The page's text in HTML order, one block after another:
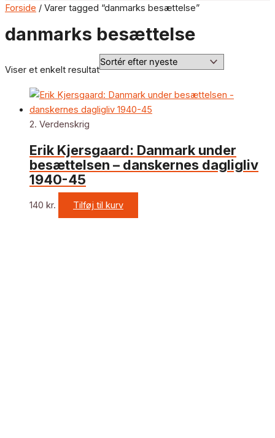
Forside / Varer tagged “danmarks besættelse”
danmarks besættelse
Viser et enkelt resultat
2. Verdenskrig
Erik Kjersgaard: Danmark under
besættelsen – danskernes dagligliv
1940-45
140 kr. Tilføj til kurv